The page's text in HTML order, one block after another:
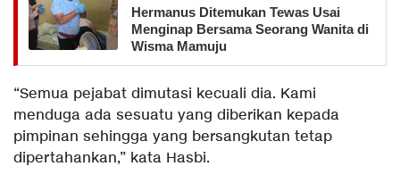
Hermanus Ditemukan Tewas Usai
Menginap Bersama Seorang Wanita di
Wisma Mamuju
“Semua pejabat dimutasi kecuali dia. Kami
menduga ada sesuatu yang diberikan kepada
pimpinan sehingga yang bersangkutan tetap
dipertahankan,” kata Hasbi.